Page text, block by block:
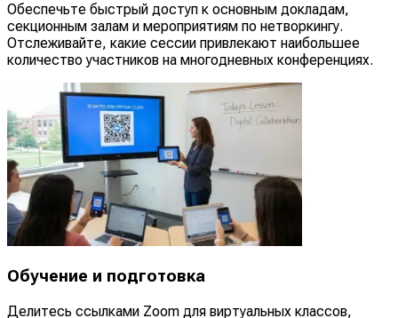
Обеспечьте быстрый доступ к основным докладам,
секционным залам и мероприятиям по нетворкингу.
Отслеживайте, какие сессии привлекают наибольшее
количество участников на многодневных конференциях.
Обучение и подготовка
Делитесь ссылками Zoom для виртуальных классов,